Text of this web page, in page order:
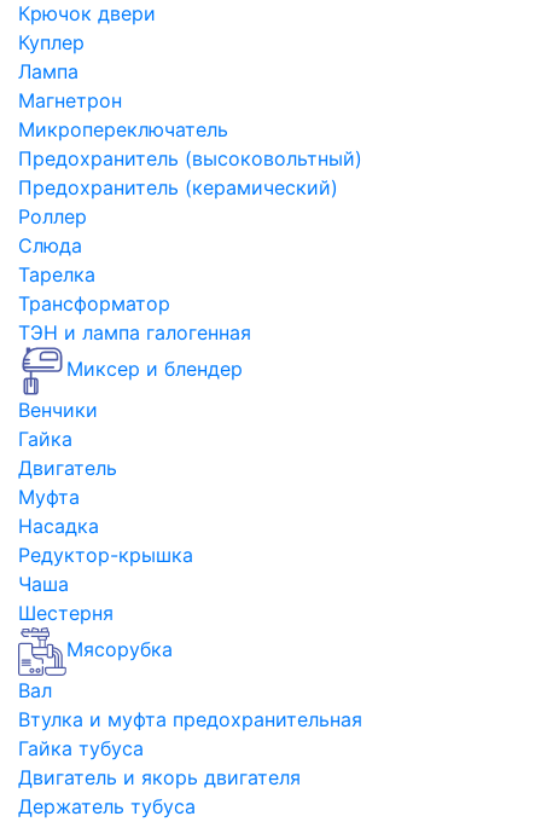
Крючок двери
Куплер
Лампа
Магнетрон
Микропереключатель
Предохранитель (высоковольтный)
Предохранитель (керамический)
Роллер
Слюда
Тарелка
Трансформатор
ТЭН и лампа галогенная
Миксер и блендер
Венчики
Гайка
Двигатель
Муфта
Насадка
Редуктор-крышка
Чаша
Шестерня
Мясорубка
Вал
Втулка и муфта предохранительная
Гайка тубуса
Двигатель и якорь двигателя
Держатель тубуса